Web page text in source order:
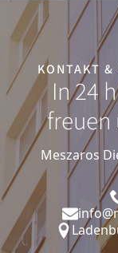
KONTAKT
In 24
freuen
Meszaros